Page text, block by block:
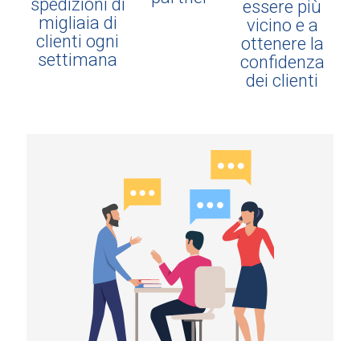
spedizioni di
migliaia di
clienti ogni
settimana
essere più
vicino e a
ottenere la
confidenza
dei clienti